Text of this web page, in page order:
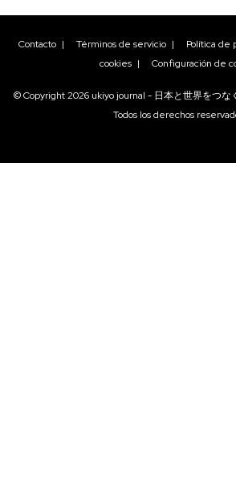
Contacto | Términos de servicio | Política de
cookies | Configuración de
© Copyright2026 ukiyo journal - 日本と世界をつな
Todos los derechos